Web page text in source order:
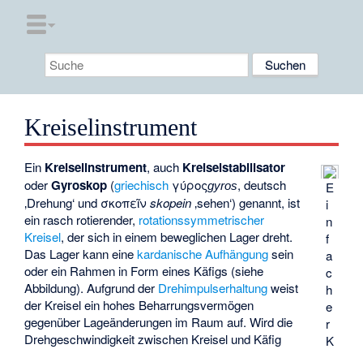
Kreiselinstrument
E
i
n
f
a
c
h
e
r
K
Ein Kreiselinstrument, auch Kreiselstabilisator
oderGyroskop (griechisch γύροςgyros, deutsch
‚Drehung‘ und σκοπεῖν skopein ‚sehen‘) genannt, ist
ein rasch rotierender, rotationssymmetrischer
Kreisel, der sich in einem beweglichen Lager dreht.
Das Lager kann einekardanische Aufhängungsein
oder ein Rahmen in Form eines Käfigs (siehe
Abbildung). Aufgrund der Drehimpulserhaltungweist
der Kreisel ein hohes Beharrungsvermögen
gegenüber Lageänderungen im Raum auf. Wird die
Drehgeschwindigkeit zwischen Kreisel und Käfig